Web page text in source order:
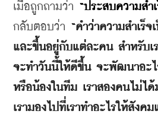
เมื่อถูกถามว่า “ประสบความสำ
กลับตอบว่า “คำว่าความสำเร็
และขึ้นอยู่กับแต่ละคน สำหรับเ
จะทำวันนี้ให้ดีขึ้น จะพัฒนาอะไ
หรือน้องในทีม เราสองคนไม่ได้
เรามองไปที่เราทำอะไรให้สังค